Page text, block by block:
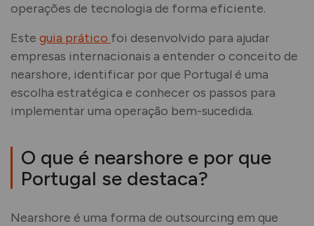
operações de tecnologia de forma eficiente.
Este guia prático foi desenvolvido para ajudar
empresas internacionais a entender o conceito de
nearshore, identificar por que Portugal é uma
escolha estratégica e conhecer os passos para
implementar uma operação bem-sucedida.
O que é nearshore e por que
Portugal se destaca?
Nearshore é uma forma de outsourcing em que